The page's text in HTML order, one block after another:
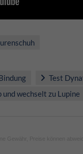
Test
wechselt zu Lupine